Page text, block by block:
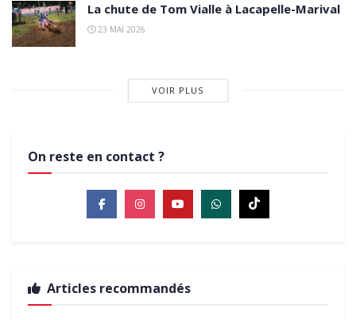
La chute de Tom Vialle à Lacapelle-Marival
23 MAI 2026
VOIR PLUS
On reste en contact ?
Articles recommandés